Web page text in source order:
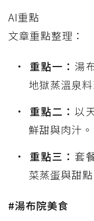
AI重點
文章重點整理：
重點一： 湯
地獄蒸溫泉料
重點二：以
鮮甜與肉汁。
重點三： 套
菜蒸蛋與甜點
#湯布院美食